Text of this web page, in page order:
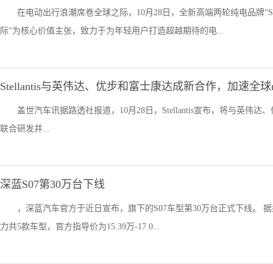
在电动出行浪潮席卷全球之际，10月28日，全新高端两轮纯电品牌
际”为核心价值主张，致力于为年轻用户打造超越期待的电...
Stellantis与英伟达、优步和富士康达成新合作，加速全球
盖世汽车讯据路透社报道，10月28日，Stellantis宣布，将与英伟达
联合研发并...
深蓝S07第30万台下线
，深蓝汽车官方于近日宣布，旗下的S07车型第30万台正式下线。
力共5款车型，官方指导价为15.39万-17.0...